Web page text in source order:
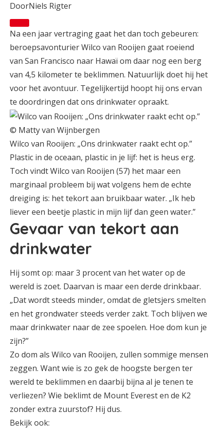
DoorNiels Rigter
Na een jaar vertraging gaat het dan toch gebeuren:
beroepsavonturier Wilco van Rooijen gaat roeiend
van San Francisco naar Hawaï om daar nog een berg
van 4,5 kilometer te beklimmen. Natuurlijk doet hij het
voor het avontuur. Tegelijkertijd hoopt hij ons ervan
te doordringen dat ons drinkwater opraakt.
© Matty van Wijnbergen
Wilco van Rooijen: „Ons drinkwater raakt echt op.”
Plastic in de oceaan, plastic in je lijf: het is heus erg.
Toch vindt Wilco van Rooijen (57) het maar een
marginaal probleem bij wat volgens hem de echte
dreiging is: het tekort aan bruikbaar water. „Ik heb
liever een beetje plastic in mijn lijf dan geen water.”
Gevaar van tekort aan
drinkwater
Hij somt op: maar 3 procent van het water op de
wereld is zoet. Daarvan is maar een derde drinkbaar.
„Dat wordt steeds minder, omdat de gletsjers smelten
en het grondwater steeds verder zakt. Toch blijven we
maar drinkwater naar de zee spoelen. Hoe dom kun je
zijn?”
Zo dom als Wilco van Rooijen, zullen sommige mensen
zeggen. Want wie is zo gek de hoogste bergen ter
wereld te beklimmen en daarbij bijna al je tenen te
verliezen? Wie beklimt de Mount Everest en de K2
zonder extra zuurstof? Hij dus.
Bekijk ook: